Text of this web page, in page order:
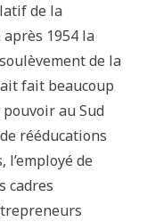
de la
1954 la
de la
fait beaucoup
au Sud
rééducations
de
cadres